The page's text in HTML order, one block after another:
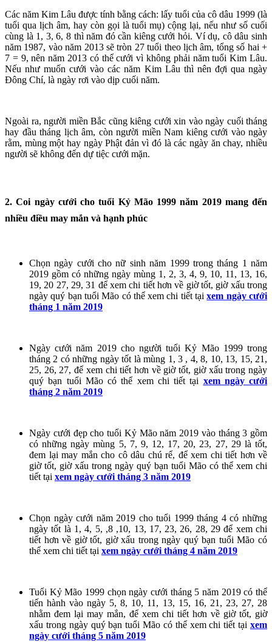
Các năm Kim Lâu được tính bằng cách: lấy tuổi của cô dâu 1999 (là
tuổi qua lịch âm, hay còn gọi là tuổi mụ) cộng lại, nếu như số cuối
cùng là 1, 3, 6, 8 thì năm đó cần kiêng cưới hỏi. Ví dụ, cô dâu sinh
năm 1987, vào năm 2013 sẽ tròn 27 tuổi theo lịch âm, tổng số hai +
7 = 9, nên năm 2013 có thể cưới vì không phải năm tuổi Kim Lâu.
Nếu như muốn cưới vào các năm Kim Lâu thì nên đợi qua ngày
Đông Chí, là ngày rơi vào dịp cuối năm.
Ngoài ra, người miền Bắc cũng kiêng cưới xin vào ngày cuối tháng
hay đầu tháng lịch âm, còn người miền Nam kiêng cưới vào ngày
rằm, mùng một hay ngày Phật đản vì đó là các ngày ăn chay, nhiều
người sẽ không đến dự tiệc cưới mặn.
2. Coi ngày cưới cho tuổi Kỷ Mão 1999 năm 2019 mang đến
nhiều điều may mắn và hạnh phúc
Chọn ngày cưới cho nữ sinh năm 1999 trong tháng 1 năm
2019 gồm có những ngày mùng 1, 2, 3, 4, 9, 10, 11, 13, 16,
19, 20 27, 29, 31 để xem chi tiết hơn về giờ tốt, giờ xấu trong
ngày quý bạn tuổi Mão có thể xem chi tiết tạixem ngày cưới
tháng 1 năm 2019
Ngày cưới năm 2019 cho người tuổi Kỷ Mão 1999 trong
tháng 2 có những ngày tốt là mùng 1, 3 , 4, 8, 10, 13, 15, 21,
25, 26, 27, để xem chi tiết hơn về giờ tốt, giờ xấu trong ngày
quý bạn tuổi Mão có thể xem chi tiết tại xem ngày cưới
tháng 2 năm 2019
Ngày cưới đẹp cho tuổi Kỷ Mão năm 2019 vào tháng 3 gồm
có những ngày mùng 5, 7, 9, 12, 17, 20, 23, 27, 29 là tốt,
đem lại may mắn cho cô dâu chú rể, để xem chi tiết hơn về
giờ tốt, giờ xấu trong ngày quý bạn tuổi Mão có thể xem chi
tiết tại xem ngày cưới tháng 3 năm 2019
Chọn ngày cưới năm 2019 cho tuổi 1999 tháng 4 có những
ngày tốt là 1, 4, 5, ,8 ,10, 13, 17, 23, 26, 28, 29 để xem chi
tiết hơn về giờ tốt, giờ xấu trong ngày quý bạn tuổi Mão có
thể xem chi tiết tại xem ngày cưới tháng 4 năm 2019
Tuổi Kỷ Mão 1999 chọn ngày cưới tháng 5 năm 2019 có thể
tiến hành vào ngày 5, 8, 10, 11, 13, 15, 16, 21, 23, 27, 28
nhằm đem lại may mắn, để xem chi tiết hơn về giờ tốt, giờ
xấu trong ngày quý bạn tuổi Mão có thể xem chi tiết tại xem
ngày cưới tháng 5 năm 2019